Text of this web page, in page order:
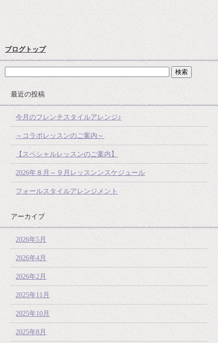
ブログトップ
最近の投稿
今月のフレンチスタイルアレンジ♪
～コラボレッスンのご案内～
【スペシャルレッスンのご案内】
2026年８月～９月レッスンンスケジュール
フォールスタイルアレンジメント
アーカイブ
2026年5月
2026年4月
2026年2月
2025年11月
2025年10月
2025年8月